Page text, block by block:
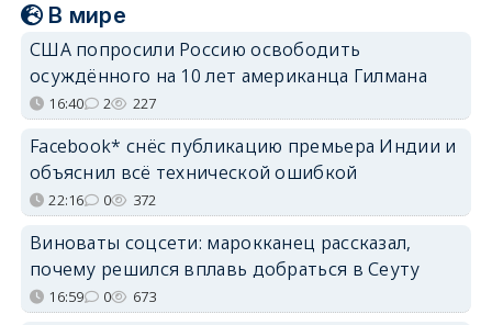
В мире
США попросили Россию освободить
осуждённого на 10 лет американца Гилмана
16:40 2 227
Facebook* снёс публикацию премьера Индии и
объяснил всё технической ошибкой
22:16 0 372
Виноваты соцсети: марокканец рассказал,
почему решился вплавь добраться в Сеуту
16:59 0 673